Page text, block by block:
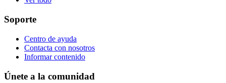
Soporte
Centro de ayuda
Contacta con nosotros
Informar contenido
Únete a la comunidad